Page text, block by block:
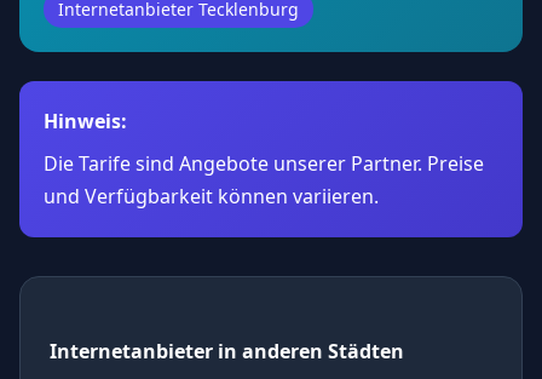
Internetanbieter Tecklenburg
Hinweis:
Die Tarife sind Angebote unserer Partner. Preise
und Verfügbarkeit können variieren.
Internetanbieter in anderen Städten